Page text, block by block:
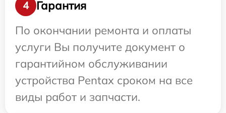
4
Гарантия
По окончании ремонта и оплаты
услуги Вы получите документ о
гарантийном обслуживании
устройства Pentax сроком на все
виды работ и запчасти.